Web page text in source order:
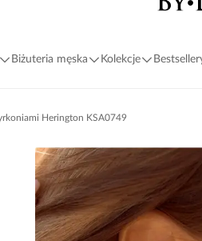
Biżuteria męska Kolekcje
Herington KSA0749